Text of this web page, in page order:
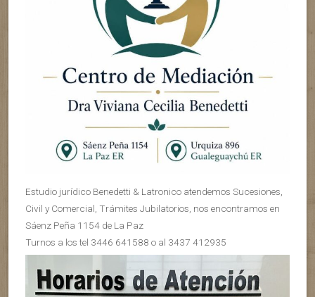
Estudio jurídico Benedetti & Latronico atendemos Sucesiones,
Civil y Comercial, Trámites Jubilatorios, nos encontramos en
Sáenz Peña 1154 de La Paz
Turnos a los tel 3446 641588 o al 3437 412935